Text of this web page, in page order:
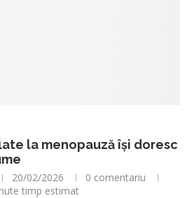
la menopauză își doresc
20/02/2026
0 comentariu
timp estimat